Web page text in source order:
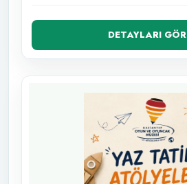
DETAYLARI GÖR